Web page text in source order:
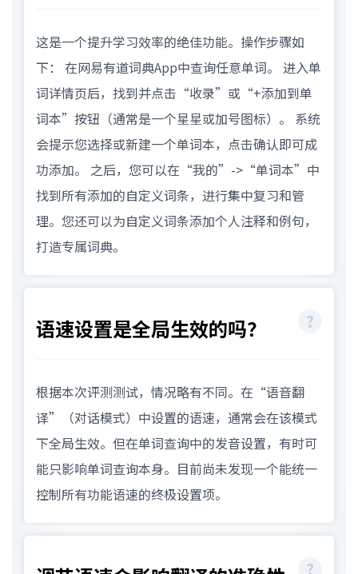
这是一个提升学习效率的绝佳功能。操作步骤如
下： 在网易有道词典App中查询任意单词。 进入单
词详情页后，找到并点击“收录”或“+添加到单
词本”按钮（通常是一个星星或加号图标）。 系统
会提示您选择或新建一个单词本，点击确认即可成
功添加。 之后，您可以在“我的”->“单词本”中
找到所有添加的自定义词条，进行集中复习和管
理。您还可以为自定义词条添加个人注释和例句，
打造专属词典。
语速设置是全局生效的吗？
根据本次评测测试，情况略有不同。在“语音翻
译”（对话模式）中设置的语速，通常会在该模式
下全局生效。但在单词查询中的发音设置，有时可
能只影响单词查询本身。目前尚未发现一个能统一
控制所有功能语速的终极设置项。